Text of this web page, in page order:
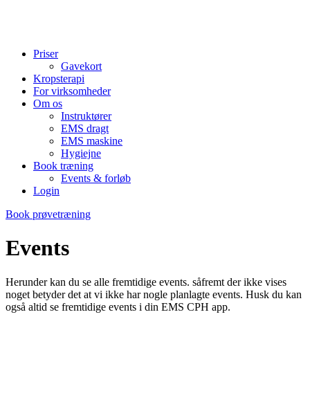
Priser
Gavekort
Kropsterapi
For virksomheder
Om os
Instruktører
EMS dragt
EMS maskine
Hygiejne
Book træning
Events & forløb
Login
Book prøvetræning
Events
Herunder kan du se alle fremtidige events. såfremt der ikke vises
noget betyder det at vi ikke har nogle planlagte events. Husk du kan
også altid se fremtidige events i din EMS CPH app.